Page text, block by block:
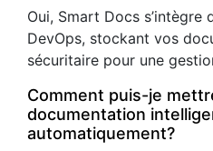
Oui, Smart Docs s’intègre
DevOps, stockant vos
sécuritaire pour une
Comment puis-je
documentation
automatiquement?